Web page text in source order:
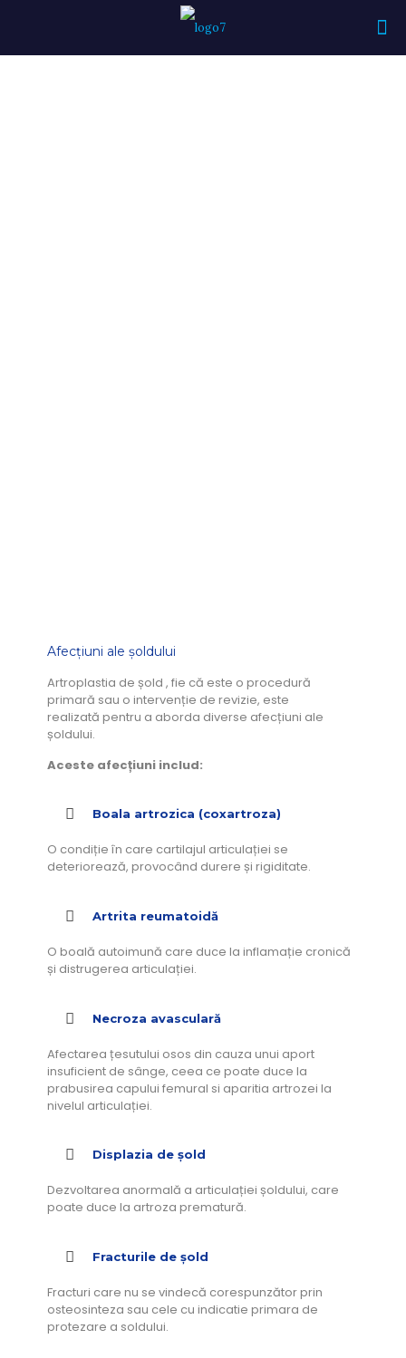
Afecțiuni ale șoldului
Artroplastia de șold , fie că este o procedură
primară sau o intervenție de revizie, este
realizată pentru a aborda diverse afecțiuni ale
șoldului.
Aceste afecțiuni includ:
Boala artrozica (coxartroza)
O condiție în care cartilajul articulației se
deteriorează, provocând durere și rigiditate.
Artrita reumatoidă
O boală autoimună care duce la inflamație cronică
și distrugerea articulației.
Necroza avasculară
Afectarea țesutului osos din cauza unui aport
insuficient de sânge, ceea ce poate duce la
prabusirea capului femural si aparitia artrozei la
nivelul articulației.
Displazia de șold
Dezvoltarea anormală a articulației șoldului, care
poate duce la artroza prematură.
Fracturile de șold
Fracturi care nu se vindecă corespunzător prin
osteosinteza sau cele cu indicatie primara de
protezare a soldului.